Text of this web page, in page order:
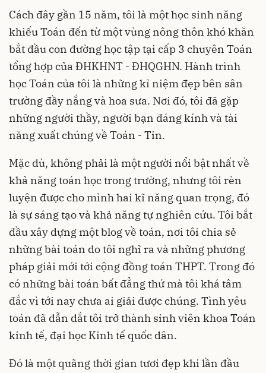
Cách đây gần 15 năm, tôi là một học sinh năng
khiếu Toán đến từ một vùng nông thôn khó khăn
bắt đầu con đường học tập tại cấp 3 chuyên Toán
tổng hợp của ĐHKHNT - ĐHQGHN. Hành trình
học Toán của tôi là những kỉ niệm đẹp bên sân
trường đầy nắng và hoa sưa. Nơi đó, tôi đã gặp
những người thầy, người bạn đáng kính và tài
năng xuất chúng về Toán - Tin.
Mặc dù, không phải là một người nổi bật nhất về
khả năng toán học trong trường, nhưng tôi rèn
luyện được cho mình hai kĩ năng quan trọng, đó
là sự sáng tạo và khả năng tự nghiên cứu. Tôi bắt
đầu xây dựng một blog về toán, nơi tôi chia sẻ
những bài toán do tôi nghĩ ra và những phương
pháp giải mới tới cộng đồng toán THPT. Trong đó
có những bài toán bất đẳng thứ mà tôi khá tâm
đắc vì tới nay chưa ai giải được chúng. Tình yêu
toán đã dẫn dắt tôi trở thành sinh viên khoa Toán
kinh tế, đại học Kinh tế quốc dân.
Đó là một quãng thời gian tươi đẹp khi lần đầu